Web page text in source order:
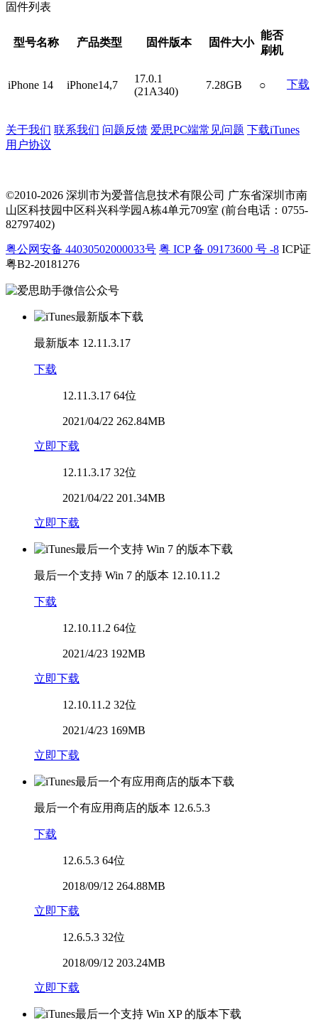
固件列表
型号名称 产品类型 固件版本 固件大小
能否
刷机
iPhone 14 iPhone14,7
17.0.1
(21A340)
7.28GB ○ 下载
关于我们 联系我们 问题反馈 爱思PC端常见问题 下载iTunes
用户协议
©2010-2026 深圳市为爱普信息技术有限公司 广东省深圳市南
山区科技园中区科兴科学园A栋4单元709室 (前台电话：0755-
82797402)
粤公网安备 44030502000033号 粤 ICP 备 09173600 号 -8 ICP证
粤B2-20181276
最新版本 12.11.3.17
下载
12.11.3.17 64位
2021/04/22 262.84MB
立即下载
12.11.3.17 32位
2021/04/22 201.34MB
立即下载
最后一个支持 Win 7 的版本 12.10.11.2
下载
12.10.11.2 64位
2021/4/23 192MB
立即下载
12.10.11.2 32位
2021/4/23 169MB
立即下载
最后一个有应用商店的版本 12.6.5.3
下载
12.6.5.3 64位
2018/09/12 264.88MB
立即下载
12.6.5.3 32位
2018/09/12 203.24MB
立即下载